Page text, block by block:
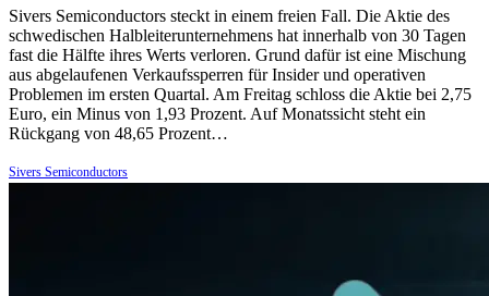
Sivers Semiconductors steckt in einem freien Fall. Die Aktie des
schwedischen Halbleiterunternehmens hat innerhalb von 30 Tagen
fast die Hälfte ihres Werts verloren. Grund dafür ist eine Mischung
aus abgelaufenen Verkaufssperren für Insider und operativen
Problemen im ersten Quartal. Am Freitag schloss die Aktie bei 2,75
Euro, ein Minus von 1,93 Prozent. Auf Monatssicht steht ein
Rückgang von 48,65 Prozent…
Sivers Semiconductors